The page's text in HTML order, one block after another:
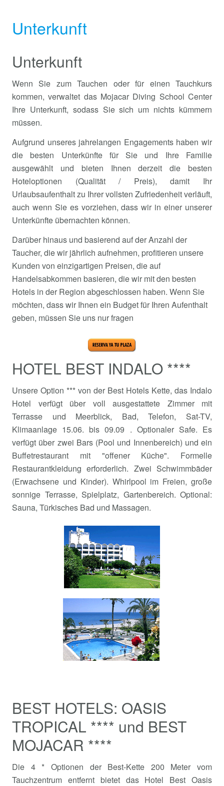
Unterkunft
Unterkunft
Wenn Sie zum Tauchen oder für einen Tauchkurs
kommen, verwaltet das Mojacar Diving School Center
Ihre Unterkunft, sodass Sie sich um nichts kümmern
müssen.
Aufgrund unseres jahrelangen Engagements haben wir
die besten Unterkünfte für Sie und Ihre Familie
ausgewählt und bieten Ihnen derzeit die besten
Hoteloptionen (Qualität / Preis), damit Ihr
Urlaubsaufenthalt zu Ihrer vollsten Zufriedenheit verläuft,
auch wenn Sie es vorziehen, dass wir in einer unserer
Unterkünfte übernachten können.
Darüber hinaus und basierend auf der Anzahl der
Taucher, die wir jährlich aufnehmen, profitieren unsere
Kunden von einzigartigen Preisen, die auf
Handelsabkommen basieren, die wir mit den besten
Hotels in der Region abgeschlossen haben. Wenn Sie
möchten, dass wir Ihnen ein Budget für Ihren Aufenthalt
geben, müssen Sie uns nur fragen
HOTEL BEST INDALO ****
Unsere Option *** von der Best Hotels Kette, das Indalo
Hotel verfügt über voll ausgestattete Zimmer mit
Terrasse und Meerblick, Bad, Telefon, Sat-TV,
Klimaanlage 15.06. bis 09.09 . Optionaler Safe. Es
verfügt über zwei Bars (Pool und Innenbereich) und ein
Buffetrestaurant mit "offener Küche". Formelle
Restaurantkleidung erforderlich. Zwei Schwimmbäder
(Erwachsene und Kinder). Whirlpool im Freien, große
sonnige Terrasse, Spielplatz, Gartenbereich. Optional:
Sauna, Türkisches Bad und Massagen.
BEST HOTELS: OASIS
TROPICAL **** und BEST
MOJACAR ****
Die 4 * Optionen der Best-Kette 200 Meter vom
Tauchzentrum entfernt bietet das Hotel Best Oasis